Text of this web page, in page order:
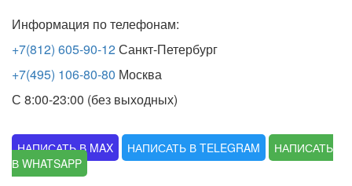
Информация по телефонам:
+7(812) 605-90-12Санкт-Петербург
+7(495) 106-80-80 Москва
С 8:00-23:00 (без выходных)
НАПИСАТЬ В MAX НАПИСАТЬ В TELEGRAM
НАПИСАТЬ
В WHATSAPP